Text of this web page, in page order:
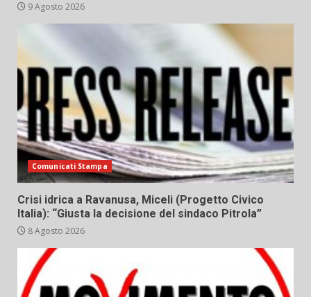
9 Agosto 2026
Comunicati Stampa
Crisi idrica a Ravanusa, Miceli (Progetto Civico
Italia): “Giusta la decisione del sindaco Pitrola”
8 Agosto 2026